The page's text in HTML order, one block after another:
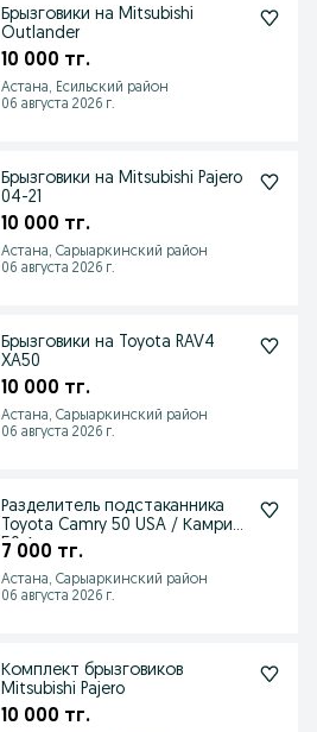
Брызговики на Mitsubishi
Outlander
10 000 тг.
Астана, Есильский район
06 августа 2026 г.
Брызговики на Mitsubishi Pajero
04-21
10 000 тг.
Астана, Сарыаркинский район
06 августа 2026 г.
Брызговики на Toyota RAV4
XA50
10 000 тг.
Астана, Сарыаркинский район
06 августа 2026 г.
Разделитель подстаканника
Toyota Camry 50 USA / Камри
50 Американец
7 000 тг.
Астана, Сарыаркинский район
06 августа 2026 г.
Комплект брызговиков
Mitsubishi Pajero
10 000 тг.